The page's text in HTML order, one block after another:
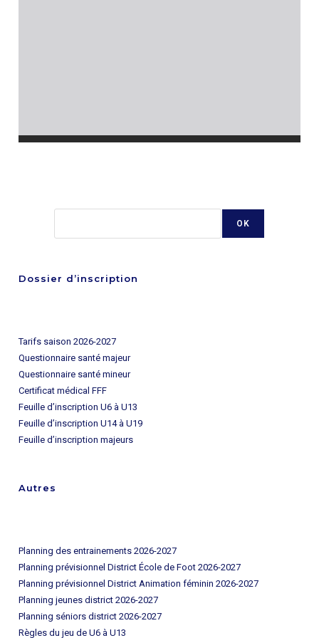
OK
Dossier d’inscription
Tarifs saison 2026-2027
Questionnaire santé majeur
Questionnaire santé mineur
Certificat médical FFF
Feuille d’inscription U6 à U13
Feuille d’inscription U14 à U19
Feuille d’inscription majeurs
Autres
Planning des entrainements 2026-2027
Planning prévisionnel District École de Foot 2026-2027
Planning prévisionnel District Animation féminin 2026-2027
Planning jeunes district 2026-2027
Planning séniors district 2026-2027
Règles du jeu de U6 à U13